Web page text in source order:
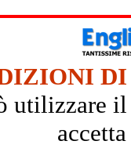
DI
utilizzare il